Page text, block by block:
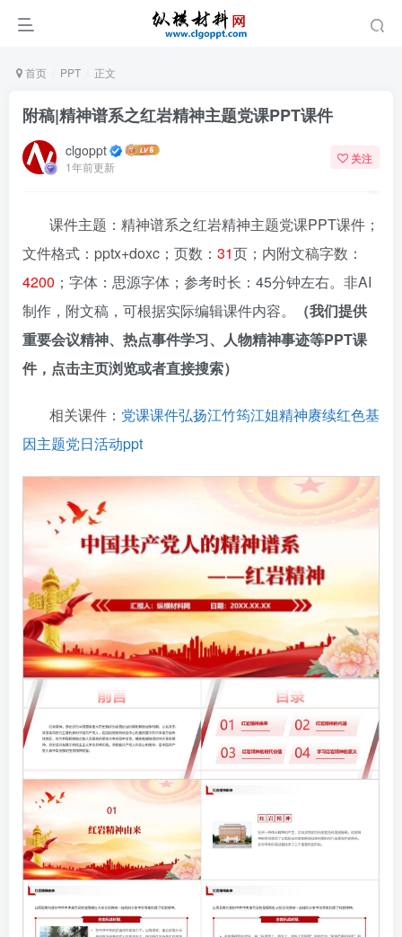
首页 PPT 正文
附稿|精神谱系之红岩精神主题党课PPT课件
clgoppt
1年前更新
关注
课件主题：精神谱系之红岩精神主题党课PPT课件；
文件格式：pptx+doxc；页数： 31页；内附文稿字数：
4200 ；字体：思源字体；参考时长：45分钟左右。非AI
制作，附文稿，可根据实际编辑课件内容。
（我们提供
重要会议精神、热点事件学习、人物精神事迹等PPT课
件，点击主页浏览或者直接搜索）
相关课件： 党课课件弘扬江竹筠江姐精神赓续红色基
因主题党日活动ppt